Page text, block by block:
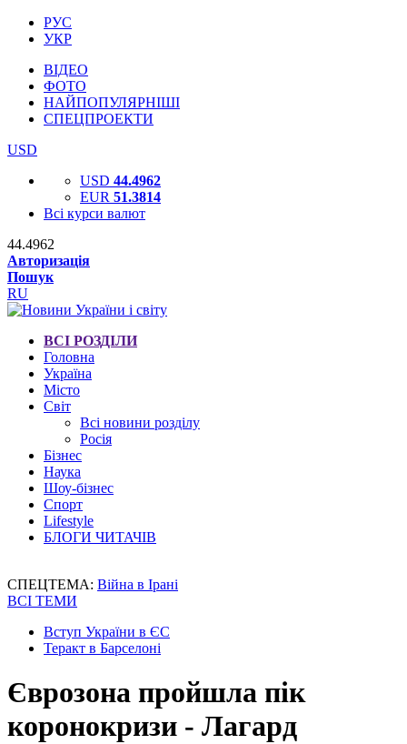
РУС
УКР
ВІДЕО
ФОТО
НАЙПОПУЛЯРНІШІ
СПЕЦПРОЕКТИ
USD
USD 44.4962
EUR 51.3814
Всі курси валют
44.4962
Авторизація
Пошук
RU
ВСІ РОЗДІЛИ
Головна
Україна
Місто
Світ
Всі новини розділу
Росія
Бізнес
Наука
Шоу-бізнес
Спорт
Lifestyle
БЛОГИ ЧИТАЧІВ
СПЕЦТЕМА: Війна в Ірані
ВСІ ТЕМИ
Вступ України в ЄС
Теракт в Барселоні
Єврозона пройшла пік
коронокризи - Лагард